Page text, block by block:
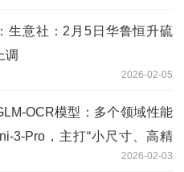
生意社：2月5日华鲁恒升硫
调
2026-02-05
OCR模型：多个领域性能
3-Pro，主打“小尺寸、高精
2026-02-03